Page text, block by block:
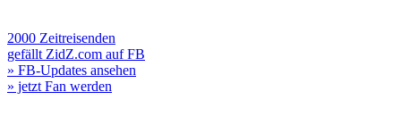
2000 Zeitreisenden
gefällt ZidZ.com auf FB
» FB-Updates ansehen
» jetzt Fan werden